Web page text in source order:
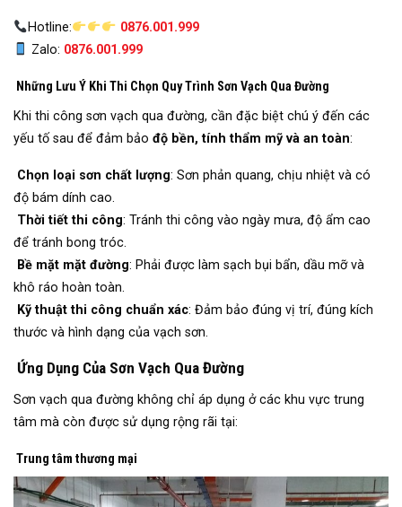
Hotline:
0876.001.999
Zalo: 0876.001.999
Những Lưu Ý Khi Thi Chọn Quy Trình Sơn Vạch Qua Đường
Khi thi công sơn vạch qua đường, cần đặc biệt chú ý đến các
yếu tố sau để đảm bảo độ bền, tính thẩm mỹ và an toàn:
Chọn loại sơn chất lượng: Sơn phản quang, chịu nhiệt và có
độ bám dính cao.
Thời tiết thi công: Tránh thi công vào ngày mưa, độ ẩm cao
để tránh bong tróc.
Bề mặt mặt đường: Phải được làm sạch bụi bẩn, dầu mỡ và
khô ráo hoàn toàn.
Kỹ thuật thi công chuẩn xác: Đảm bảo đúng vị trí, đúng kích
thước và hình dạng của vạch sơn.
Ứng Dụng Của Sơn Vạch Qua Đường
Sơn vạch qua đường không chỉ áp dụng ở các khu vực trung
tâm mà còn được sử dụng rộng rãi tại:
Trung tâm thương mại